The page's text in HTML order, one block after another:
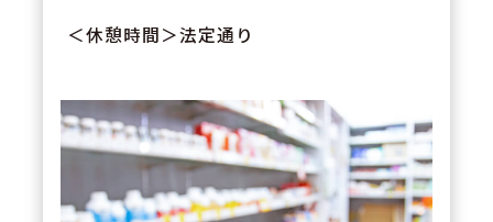
＜休憩時間＞法定通り